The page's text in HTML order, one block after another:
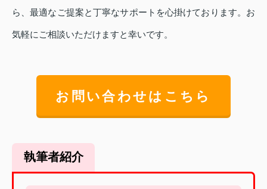
ら、最適なご提案と丁寧なサポートを心掛けております。お
気軽にご相談いただけますと幸いです。
お問い合わせはこちら
執筆者紹介